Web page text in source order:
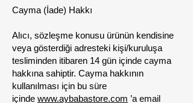
Cayma (İade) Hakkı
Alıcı, sözleşme konusu ürünün kendisine
veya gösterdiği adresteki kişi/kuruluşa
tesliminden itibaren 14 gün içinde cayma
hakkına sahiptir. Cayma hakkının
kullanılması için bu süre
içinde www.aybabastore.com ’a email